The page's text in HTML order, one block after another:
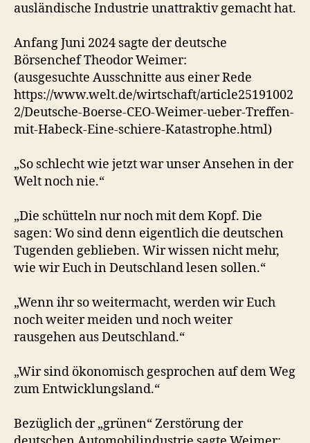
ausländische Industrie unattraktiv gemacht hat.
Anfang Juni 2024 sagte der deutsche
Börsenchef Theodor Weimer:
(ausgesuchte Ausschnitte aus einer Rede
https://www.welt.de/wirtschaft/article25191002
2/Deutsche-Boerse-CEO-Weimer-ueber-Treffen-
mit-Habeck-Eine-schiere-Katastrophe.html)
„So schlecht wie jetzt war unser Ansehen in der
Welt noch nie.“
„Die schütteln nur noch mit dem Kopf. Die
sagen: Wo sind denn eigentlich die deutschen
Tugenden geblieben. Wir wissen nicht mehr,
wie wir Euch in Deutschland lesen sollen.“
„Wenn ihr so weitermacht, werden wir Euch
noch weiter meiden und noch weiter
rausgehen aus Deutschland.“
„Wir sind ökonomisch gesprochen auf dem Weg
zum Entwicklungsland.“
Bezüglich der „grünen“ Zerstörung der